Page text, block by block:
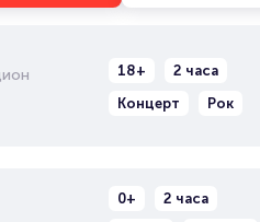
18+
2 часа
Концерт
Рок
0+
2 часа